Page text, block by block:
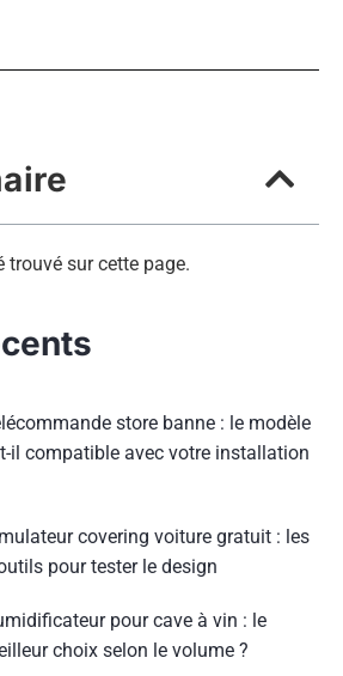
trouvé sur cette page.
store banne : le modèle
il compatible avec votre installation
covering voiture gratuit : les
pour tester le design
pour cave à vin : le
choix selon le volume ?